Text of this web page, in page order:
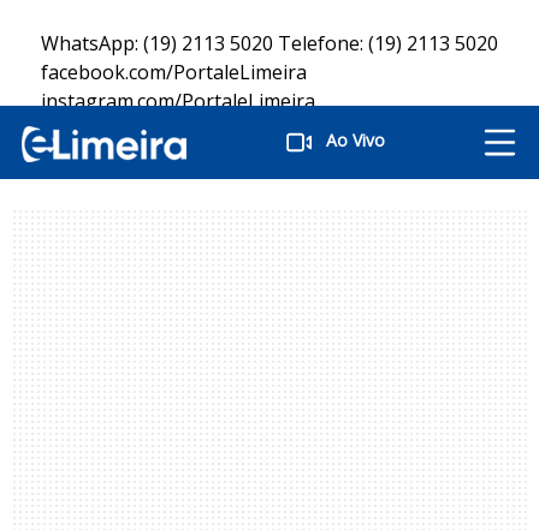
Ao Vivo
WhatsApp: (19) 2113 5020 Telefone: (19) 2113 5020
facebook.com/PortaleLimeira
instagram.com/PortaleLimeira
twitter.com/PortaleLimeira